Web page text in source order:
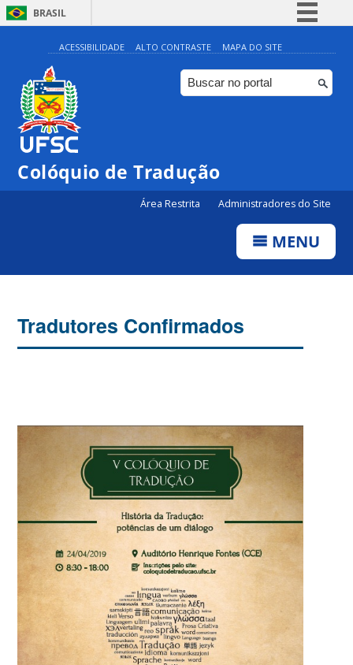
BRASIL
Simplifique!
Comunica BR
Participe
ACESSIBILIDADE ALTO CONTRASTE MAPA DO SITE
Colóquio de Tradução
Área Restrita Administradores do Site
MENU
Tradutores Confirmados